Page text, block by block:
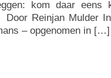
kom daar eens
Door Reinjan Mulder
– opgenomen in […]